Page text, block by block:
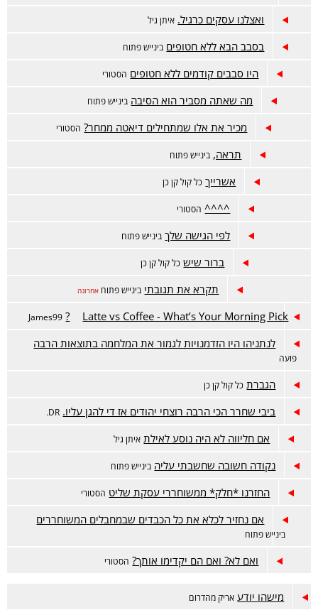
ואצלנו עסקים כרגיל. איתן גיל
בסבב הבא ללא חטופים בינייש פתוח
היו סבבים קודמים ללא חטופים הסטורי
מה שאתה מסביר הוא הסיבה בינייש פתוח
מכיר את אלו שמתחילים דיאטה ממחר? הסטורי
תראה, בינייש פתוח
אשרייך כל קול קן כן
^^^^ הסטורי
לפי הגישה שלך בינייש פתוח
ברור שיש כל קול קן כן
תקרא את תגובתי בינייש פתוח אחרונה
Latte vs Coffee - What’s Your Morning Pick?
James99
לנתניהו היו הזדמנויות לגמור את המלחמה בתוצאות הרבה
פועה
הגברת כל קול קן כן
ביבי שחרר הכי הרבה רוצחי יהודים אז די להגן עליו. DR.
אם חליווה לא היה נוסע לאילת איתן גיל
נקודה חשובה שחשבתי עליה בינייש פתוח
החזרנו *חלק* ממשוחררי עסקת שליט הסטורי
אם נחזיר לכלא את כל הכבדים שבמחבלים המשוחררים
בינייש פתוח
ואם לא? ואם הם יקדימו אותך? הסטורי
מישהו יודע אריק מהדרום